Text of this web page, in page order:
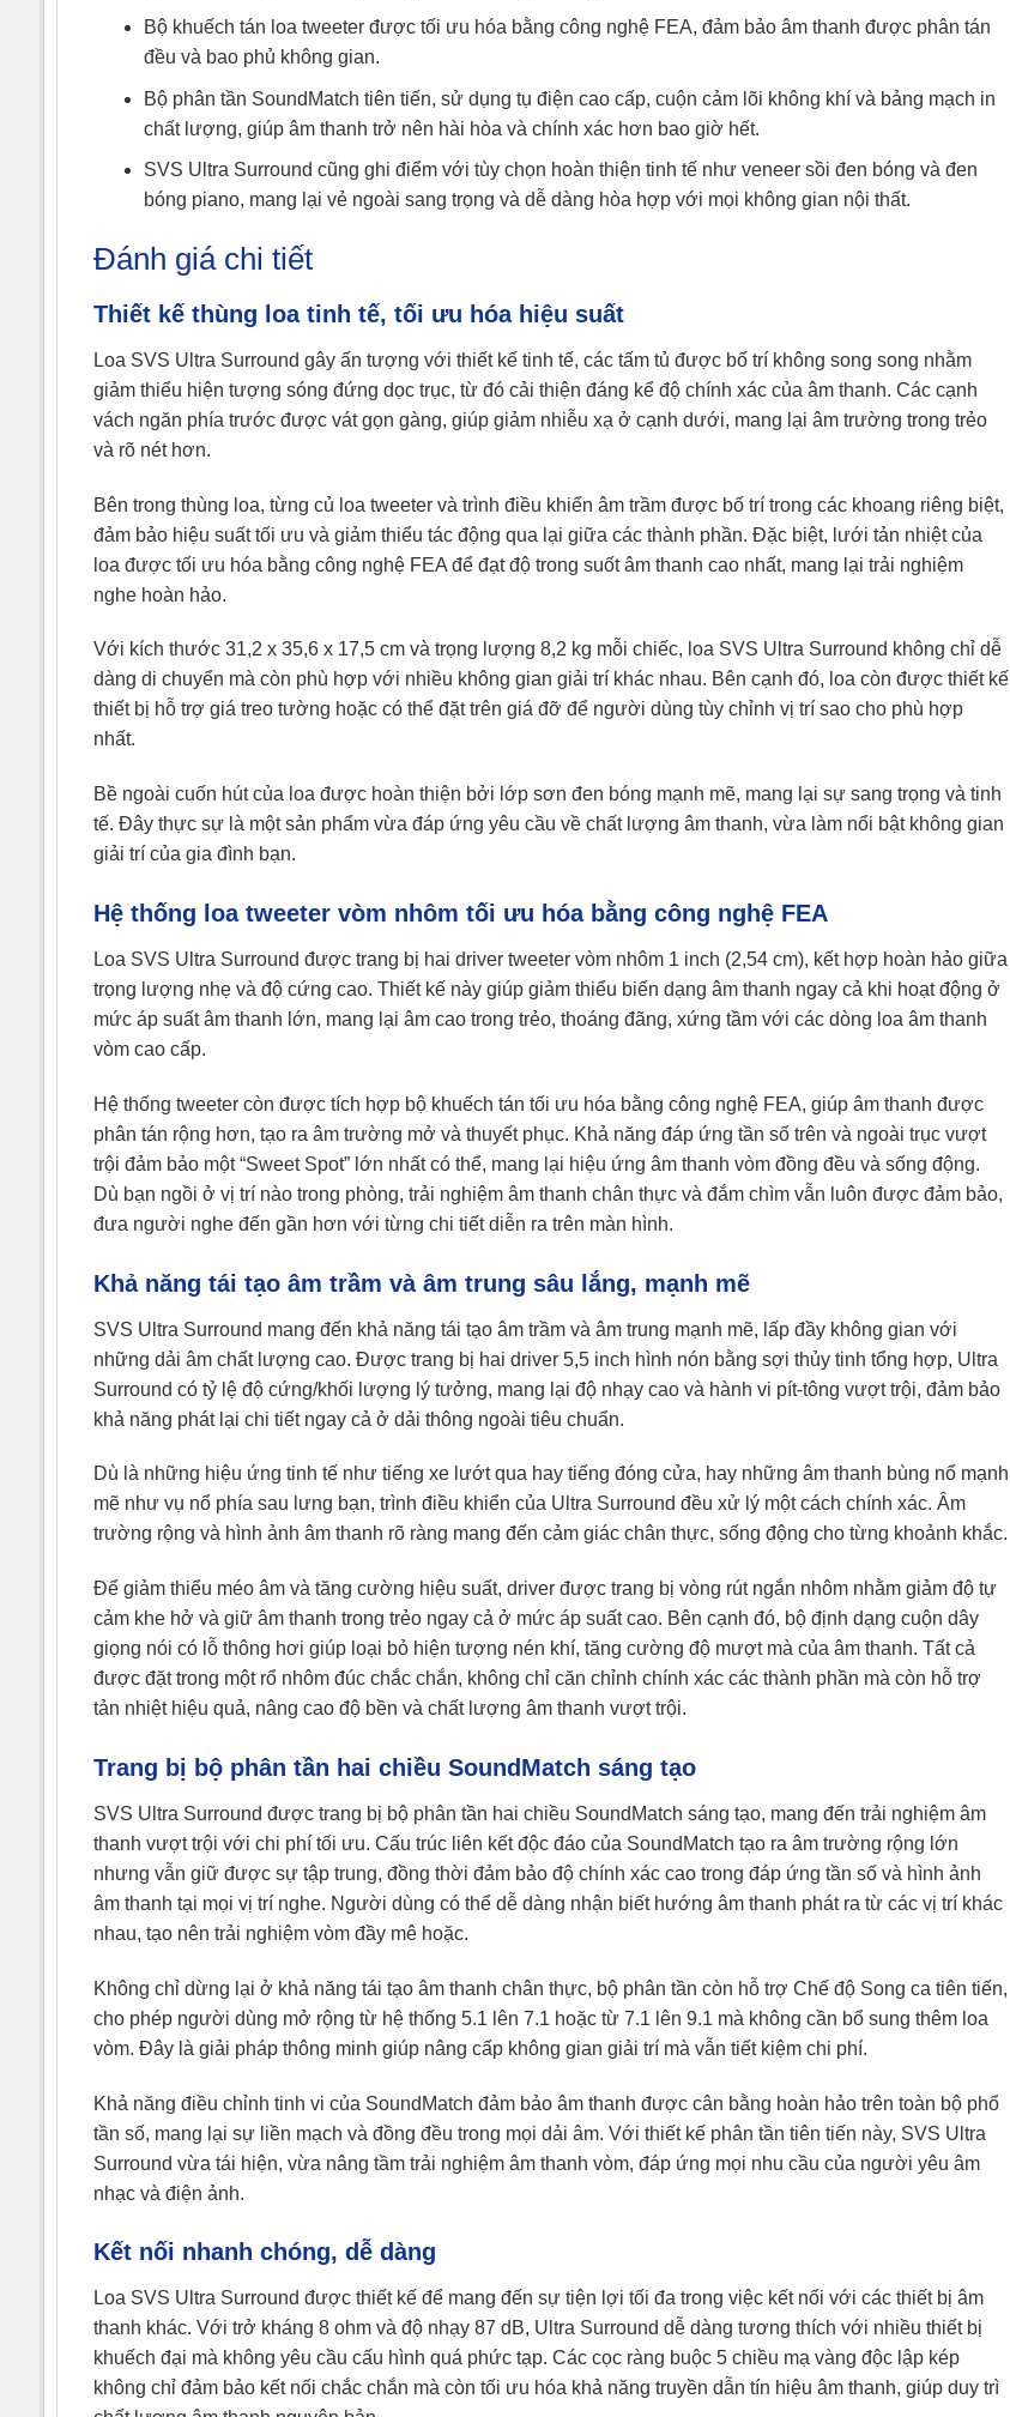
Bộ khuếch tán loa tweeter được tối ưu hóa bằng công nghệ FEA, đảm bảo âm thanh được phân tán
đều và bao phủ không gian.
Bộ phân tần SoundMatch tiên tiến, sử dụng tụ điện cao cấp, cuộn cảm lõi không khí và bảng mạch in
chất lượng, giúp âm thanh trở nên hài hòa và chính xác hơn bao giờ hết.
SVS Ultra Surround cũng ghi điểm với tùy chọn hoàn thiện tinh tế như veneer sồi đen bóng và đen
bóng piano, mang lại vẻ ngoài sang trọng và dễ dàng hòa hợp với mọi không gian nội thất.
Đánh giá chi tiết
Thiết kế thùng loa tinh tế, tối ưu hóa hiệu suất
Loa SVS Ultra Surround gây ấn tượng với thiết kế tinh tế, các tấm tủ được bố trí không song song nhằm
giảm thiểu hiện tượng sóng đứng dọc trục, từ đó cải thiện đáng kể độ chính xác của âm thanh. Các cạnh
vách ngăn phía trước được vát gọn gàng, giúp giảm nhiễu xạ ở cạnh dưới, mang lại âm trường trong trẻo
và rõ nét hơn.
Bên trong thùng loa, từng củ loa tweeter và trình điều khiển âm trầm được bố trí trong các khoang riêng biệt,
đảm bảo hiệu suất tối ưu và giảm thiểu tác động qua lại giữa các thành phần. Đặc biệt, lưới tản nhiệt của
loa được tối ưu hóa bằng công nghệ FEA để đạt độ trong suốt âm thanh cao nhất, mang lại trải nghiệm
nghe hoàn hảo.
Với kích thước 31,2 x 35,6 x 17,5 cm và trọng lượng 8,2 kg mỗi chiếc, loa SVS Ultra Surround không chỉ dễ
dàng di chuyển mà còn phù hợp với nhiều không gian giải trí khác nhau. Bên cạnh đó, loa còn được thiết kế
thiết bị hỗ trợ giá treo tường hoặc có thể đặt trên giá đỡ để người dùng tùy chỉnh vị trí sao cho phù hợp
nhất.
Bề ngoài cuốn hút của loa được hoàn thiện bởi lớp sơn đen bóng mạnh mẽ, mang lại sự sang trọng và tinh
tế. Đây thực sự là một sản phẩm vừa đáp ứng yêu cầu về chất lượng âm thanh, vừa làm nổi bật không gian
giải trí của gia đình bạn.
Hệ thống loa tweeter vòm nhôm tối ưu hóa bằng công nghệ FEA
Loa SVS Ultra Surround được trang bị hai driver tweeter vòm nhôm 1 inch (2,54 cm), kết hợp hoàn hảo giữa
trọng lượng nhẹ và độ cứng cao. Thiết kế này giúp giảm thiểu biến dạng âm thanh ngay cả khi hoạt động ở
mức áp suất âm thanh lớn, mang lại âm cao trong trẻo, thoáng đãng, xứng tầm với các dòng loa âm thanh
vòm cao cấp.
Hệ thống tweeter còn được tích hợp bộ khuếch tán tối ưu hóa bằng công nghệ FEA, giúp âm thanh được
phân tán rộng hơn, tạo ra âm trường mở và thuyết phục. Khả năng đáp ứng tần số trên và ngoài trục vượt
trội đảm bảo một “Sweet Spot” lớn nhất có thể, mang lại hiệu ứng âm thanh vòm đồng đều và sống động.
Dù bạn ngồi ở vị trí nào trong phòng, trải nghiệm âm thanh chân thực và đắm chìm vẫn luôn được đảm bảo,
đưa người nghe đến gần hơn với từng chi tiết diễn ra trên màn hình.
Khả năng tái tạo âm trầm và âm trung sâu lắng, mạnh mẽ
SVS Ultra Surround mang đến khả năng tái tạo âm trầm và âm trung mạnh mẽ, lấp đầy không gian với
những dải âm chất lượng cao. Được trang bị hai driver 5,5 inch hình nón bằng sợi thủy tinh tổng hợp, Ultra
Surround có tỷ lệ độ cứng/khối lượng lý tưởng, mang lại độ nhạy cao và hành vi pít-tông vượt trội, đảm bảo
khả năng phát lại chi tiết ngay cả ở dải thông ngoài tiêu chuẩn.
Dù là những hiệu ứng tinh tế như tiếng xe lướt qua hay tiếng đóng cửa, hay những âm thanh bùng nổ mạnh
mẽ như vụ nổ phía sau lưng bạn, trình điều khiển của Ultra Surround đều xử lý một cách chính xác. Âm
trường rộng và hình ảnh âm thanh rõ ràng mang đến cảm giác chân thực, sống động cho từng khoảnh khắc.
Để giảm thiểu méo âm và tăng cường hiệu suất, driver được trang bị vòng rút ngắn nhôm nhằm giảm độ tự
cảm khe hở và giữ âm thanh trong trẻo ngay cả ở mức áp suất cao. Bên cạnh đó, bộ định dạng cuộn dây
giọng nói có lỗ thông hơi giúp loại bỏ hiện tượng nén khí, tăng cường độ mượt mà của âm thanh. Tất cả
được đặt trong một rổ nhôm đúc chắc chắn, không chỉ căn chỉnh chính xác các thành phần mà còn hỗ trợ
tản nhiệt hiệu quả, nâng cao độ bền và chất lượng âm thanh vượt trội.
Trang bị bộ phân tần hai chiều SoundMatch sáng tạo
SVS Ultra Surround được trang bị bộ phân tần hai chiều SoundMatch sáng tạo, mang đến trải nghiệm âm
thanh vượt trội với chi phí tối ưu. Cấu trúc liên kết độc đáo của SoundMatch tạo ra âm trường rộng lớn
nhưng vẫn giữ được sự tập trung, đồng thời đảm bảo độ chính xác cao trong đáp ứng tần số và hình ảnh
âm thanh tại mọi vị trí nghe. Người dùng có thể dễ dàng nhận biết hướng âm thanh phát ra từ các vị trí khác
nhau, tạo nên trải nghiệm vòm đầy mê hoặc.
Không chỉ dừng lại ở khả năng tái tạo âm thanh chân thực, bộ phân tần còn hỗ trợ Chế độ Song ca tiên tiến,
cho phép người dùng mở rộng từ hệ thống 5.1 lên 7.1 hoặc từ 7.1 lên 9.1 mà không cần bổ sung thêm loa
vòm. Đây là giải pháp thông minh giúp nâng cấp không gian giải trí mà vẫn tiết kiệm chi phí.
Khả năng điều chỉnh tinh vi của SoundMatch đảm bảo âm thanh được cân bằng hoàn hảo trên toàn bộ phổ
tần số, mang lại sự liền mạch và đồng đều trong mọi dải âm. Với thiết kế phân tần tiên tiến này, SVS Ultra
Surround vừa tái hiện, vừa nâng tầm trải nghiệm âm thanh vòm, đáp ứng mọi nhu cầu của người yêu âm
nhạc và điện ảnh.
Kết nối nhanh chóng, dễ dàng
Loa SVS Ultra Surround được thiết kế để mang đến sự tiện lợi tối đa trong việc kết nối với các thiết bị âm
thanh khác. Với trở kháng 8 ohm và độ nhạy 87 dB, Ultra Surround dễ dàng tương thích với nhiều thiết bị
khuếch đại mà không yêu cầu cấu hình quá phức tạp. Các cọc ràng buộc 5 chiều mạ vàng độc lập kép
không chỉ đảm bảo kết nối chắc chắn mà còn tối ưu hóa khả năng truyền dẫn tín hiệu âm thanh, giúp duy trì